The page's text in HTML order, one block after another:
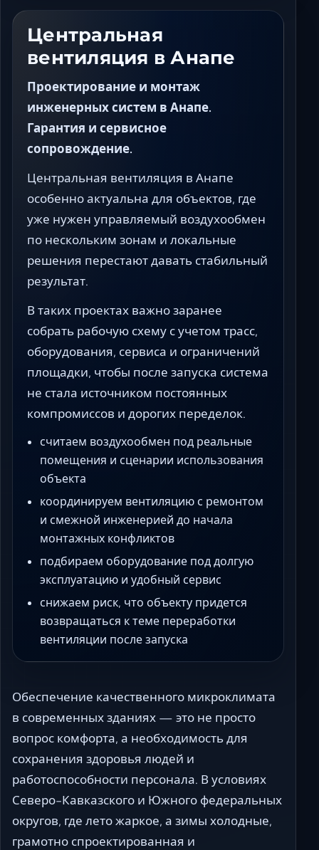
Таганрог
Центральная
вентиляция в Анапе
Проектирование и монтаж
инженерных систем в Анапе.
Гарантия и сервисное
сопровождение.
Центральная вентиляция в Анапе
особенно актуальна для объектов, где
уже нужен управляемый воздухообмен
по нескольким зонам и локальные
решения перестают давать стабильный
результат.
В таких проектах важно заранее
собрать рабочую схему с учетом трасс,
оборудования, сервиса и ограничений
площадки, чтобы после запуска система
не стала источником постоянных
компромиссов и дорогих переделок.
считаем воздухообмен под реальные
помещения и сценарии использования
объекта
координируем вентиляцию с ремонтом
и смежной инженерией до начала
монтажных конфликтов
подбираем оборудование под долгую
эксплуатацию и удобный сервис
снижаем риск, что объекту придется
возвращаться к теме переработки
вентиляции после запуска
Обеспечение качественного микроклимата
в современных зданиях — это не просто
вопрос комфорта, а необходимость для
сохранения здоровья людей и
работоспособности персонала. В условиях
Северо-Кавказского и Южного федеральных
округов, где лето жаркое, а зимы холодные,
грамотно спроектированная и